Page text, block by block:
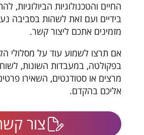
החיים והטכנולוגיות הביולוגיות,
בידיים ועם זאת לשהות בסביבה
מזמינים אתכם ליצור קשר.
אם תרצו לשמוע עוד על מסלולי
בפקולטה, במעבדות השונות,
מרצים או סטודנטים, השאירו
אליכם בהקדם.
צור